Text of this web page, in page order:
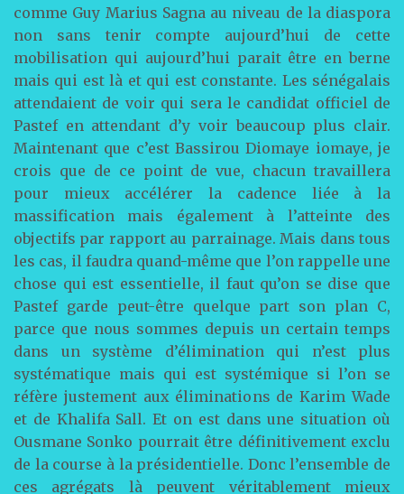
comme Guy Marius Sagna au niveau de la diaspora
non sans tenir compte aujourd’hui de cette
mobilisation qui aujourd’hui parait être en berne
mais qui est là et qui est constante. Les sénégalais
attendaient de voir qui sera le candidat officiel de
Pastef en attendant d’y voir beaucoup plus clair.
Maintenant que c’est Bassirou Diomaye iomaye, je
crois que de ce point de vue, chacun travaillera
pour mieux accélérer la cadence liée à la
massification mais également à l’atteinte des
objectifs par rapport au parrainage. Mais dans tous
les cas, il faudra quand-même que l’on rappelle une
chose qui est essentielle, il faut qu’on se dise que
Pastef garde peut-être quelque part son plan C,
parce que nous sommes depuis un certain temps
dans un système d’élimination qui n’est plus
systématique mais qui est systémique si l’on se
réfère justement aux éliminations de Karim Wade
et de Khalifa Sall. Et on est dans une situation où
Ousmane Sonko pourrait être définitivement exclu
de la course à la présidentielle. Donc l’ensemble de
ces agrégats là peuvent véritablement mieux